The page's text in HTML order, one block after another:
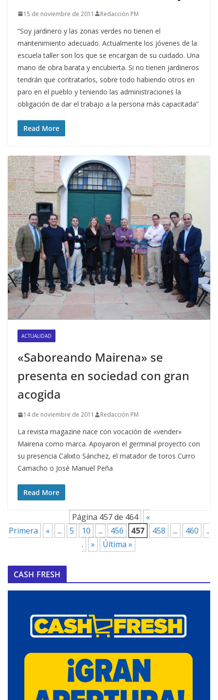
15 de noviembre de 2011 Redacción PM
“Soy jardinero y las zonas verdes no tienen el
mantenimiento adecuado. Actualmente los jóvenes de la
escuela taller son los que se encargan de su cuidado. Una
mano de obra barata y encubierta. Si no tienen jardineros
tendrán que contratarlos, sobre todo habiendo otros en
paro en el pueblo y teniendo las administraciones la
obligación de dar el trabajo a la persona más capacitada”
Read More
ACTUALIDAD
«Saboreando Mairena» se
presenta en sociedad con gran
acogida
14 de noviembre de 2011 Redacción PM
La revista magazine nace con vocación de «vender»
Mairena como marca. Apoyaron el germinal proyecto con
su presencia Calixto Sánchez, el matador de toros Curro
Camacho o José Manuel Peña
Read More
Página 457 de 464
«
Primera
« ... 5 10 ... 456 457 458 ... 460
..
.
» Última »
CASH FRESH